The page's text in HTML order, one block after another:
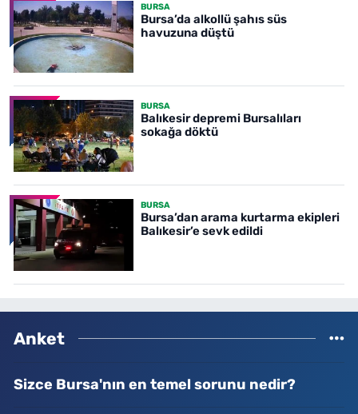
BURSA
Bursa’da alkollü şahıs süs
havuzuna düştü
BURSA
Balıkesir depremi Bursalıları
sokağa döktü
BURSA
Bursa’dan arama kurtarma ekipleri
Balıkesir’e sevk edildi
Anket
Sizce Bursa'nın en temel sorunu nedir?